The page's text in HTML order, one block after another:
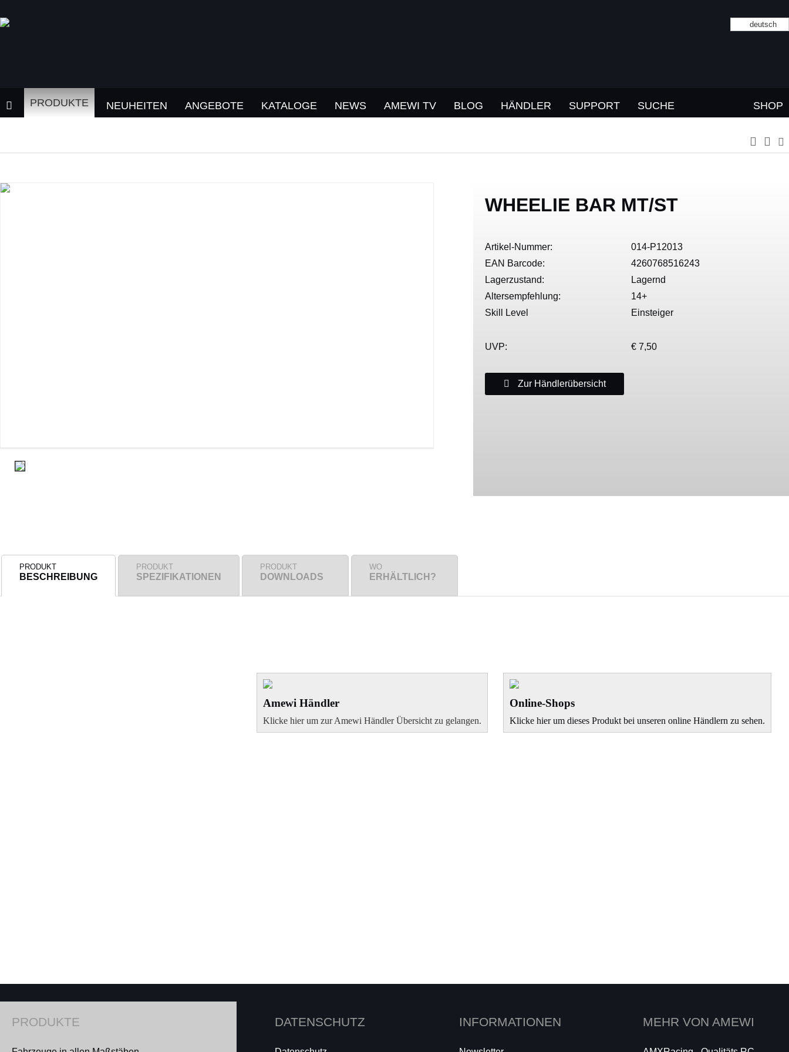
deutsch
PRODUKTE NEUHEITEN ANGEBOTE KATALOGE NEWS AMEWI TV BLOG HÄNDLER SUPPORT SUCHE SHOP
WHEELIE BAR MT/ST
Artikel-Nummer:
014-P12013
EAN Barcode:
4260768516243
Lagerzustand:
Lagernd
Altersempfehlung:
14+
Skill Level
Einsteiger
UVP: € 7,50
Zur Händlerübersicht
PRODUKT
BESCHREIBUNG
PRODUKT
SPEZIFIKATIONEN
PRODUKT
DOWNLOADS
WO
ERHÄLTLICH?
Amewi Händler
Klicke hier um zur Amewi Händler Übersicht zu gelangen.
Online-Shops
Klicke hier um dieses Produkt bei unseren online Händlern zu sehen.
PRODUKTE DATENSCHUTZ INFORMATIONEN MEHR VON AMEWI